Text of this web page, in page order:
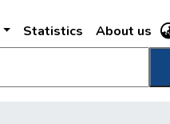
Statistics About us